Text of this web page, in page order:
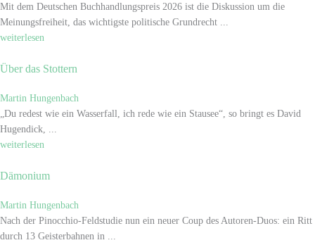
Mit dem Deutschen Buchhandlungspreis 2026 ist die Diskussion um die
Meinungsfreiheit, das wichtigste politische Grundrecht ...
weiterlesen
Über das Stottern
Martin Hungenbach
„Du redest wie ein Wasserfall, ich rede wie ein Stausee“, so bringt es David
Hugendick, ...
weiterlesen
Dämonium
Martin Hungenbach
Nach der Pinocchio-Feldstudie nun ein neuer Coup des Autoren-Duos: ein Ritt
durch 13 Geisterbahnen in ...